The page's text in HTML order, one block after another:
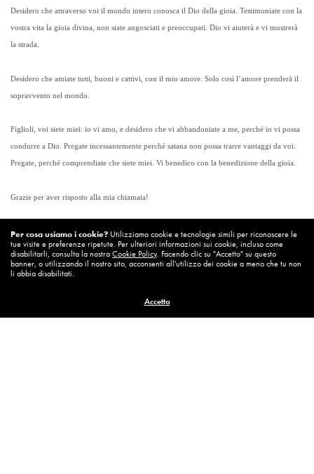
Desidero che attraverso voi il mondo intero conosca il Dio della gioia. Testimoniate con la
vostra vita la gioia divina, non siate angosciati e preoccupati. Dio vi aiuterà e vi mostrerà
la strada.
Desidero che amiate tutti, buoni e cattivi, con il mio amore. Solo così l’amore prenderà il
sopravvento nel mondo.
Figlioli, voi siete miei: io vi amo, e desidero che vi abbandoniate a me, perché io vi possa
condurre a Dio. Pregate incessantemente perché satana non possa trarre vantaggi da voi.
Pregate, perché comprendiate che siete miei. Vi benedico con la benedizione della gioia.
Grazie per aver risposto alla mia chiamata!
Medjugorje – Messaggio del 25 maggio 1988
Per cosa usiamo i cookie? Utilizziamo cookie e tecnologie simili per riconoscere le
tue visite e preferenze ripetute. Per ulteriori informazioni sui cookie, incluso come
disabilitarli, consulta la nostraCookie Policy. Facendo clic su "Accetto" su questo
banner, o utilizzando il nostro sito, acconsenti all'utilizzo dei cookie a meno che tu non
li abbia disabilitati.
Accetto